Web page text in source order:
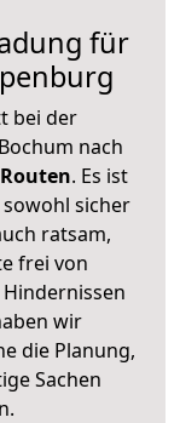
für
bei der
nach
. Es ist
sicher
ratsam,
frei von
wir
die Planung,
Sachen